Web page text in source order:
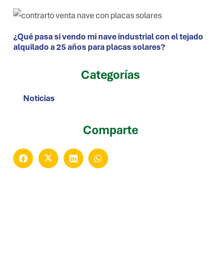
¿Qué pasa si vendo mi nave industrial con el tejado
alquilado a 25 años para placas solares?
Categorías
Noticias
Comparte